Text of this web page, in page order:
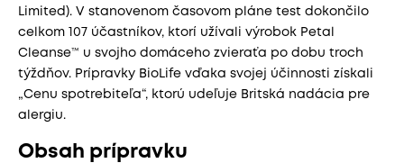
Limited). V stanovenom časovom pláne test dokončilo
celkom 107 účastníkov, ktorí užívali výrobok Petal
Cleanse™ u svojho domáceho zvieraťa po dobu troch
týždňov. Prípravky BioLife vďaka svojej účinnosti získali
„Cenu spotrebiteľa“, ktorú udeľuje Britská nadácia pre
alergiu.
Obsah prípravku